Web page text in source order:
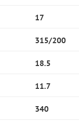
17
315/200
18.5
11.7
340